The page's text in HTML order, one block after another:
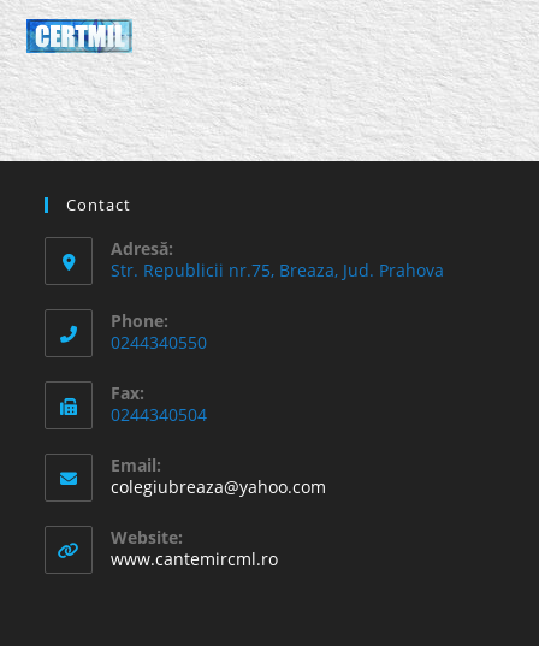
Contact
Adresă:
Str. Republicii nr.75, Breaza, Jud. Prahova
Phone:
0244340550
Fax:
0244340504
Email:
colegiubreaza@yahoo.com
Website:
www.cantemircml.ro